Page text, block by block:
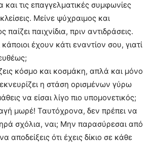
τις επαγγελματικές συμφωνίες
Μείνε ψύχραιμος και
παίζει παιχνίδια, πριν αντιδράσεις.
έχουν κάτι εναντίον σου, γιατί
κόσμο και κοσμάκη, απλά και μόνο
η στάση ορισμένων γύρω
να είσαι λίγο πιο υπομονετικός;
μωρέ! Ταυτόχρονα, δεν πρέπει να
σχόλια, ναι; Μην παρασύρεσαι από
αποδείξεις ότι έχεις δίκιο σε κάθε